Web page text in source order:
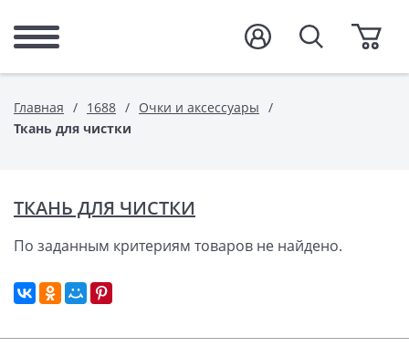
Главная 1688
Очки и аксессуары
Ткань для чистки
ТКАНЬ ДЛЯ ЧИСТКИ
По заданным критериям товаров не найдено.